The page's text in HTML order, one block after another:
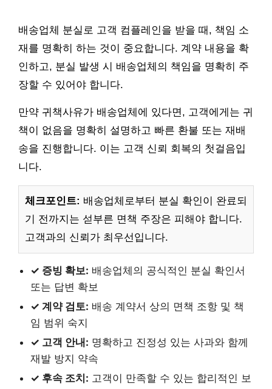
배송업체 분실로 고객 컴플레인을 받을 때, 책임 소
재를 명확히 하는 것이 중요합니다. 계약 내용을 확
인하고, 분실 발생 시 배송업체의 책임을 명확히 주
장할 수 있어야 합니다.
만약 귀책사유가 배송업체에 있다면, 고객에게는 귀
책이 없음을 명확히 설명하고 빠른 환불 또는 재배
송을 진행합니다. 이는 고객 신뢰 회복의 첫걸음입
니다.
체크포인트: 배송업체로부터 분실 확인이 완료되
기 전까지는 섣부른 면책 주장은 피해야 합니다.
고객과의 신뢰가 최우선입니다.
✓ 증빙 확보: 배송업체의 공식적인 분실 확인서
또는 답변 확보
✓ 계약 검토: 배송 계약서 상의 면책 조항 및 책
임 범위 숙지
✓ 고객 안내: 명확하고 진정성 있는 사과와 함께
재발 방지 약속
✓ 후속 조치: 고객이 만족할 수 있는 합리적인 보